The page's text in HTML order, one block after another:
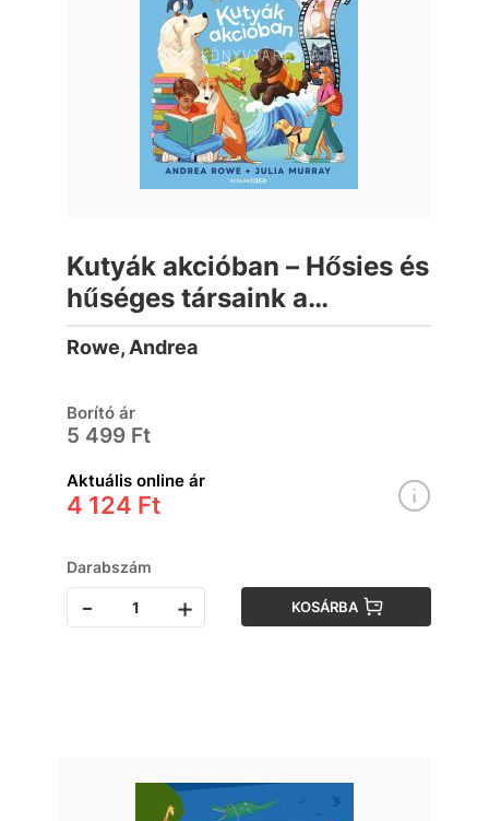
Kutyák akcióban – Hősies és
hűséges társaink a
mindennapokban
Rowe, Andrea
Borító ár
5 499 Ft
Aktuális online ár
4 124 Ft
Darabszám
- + KOSÁRBA